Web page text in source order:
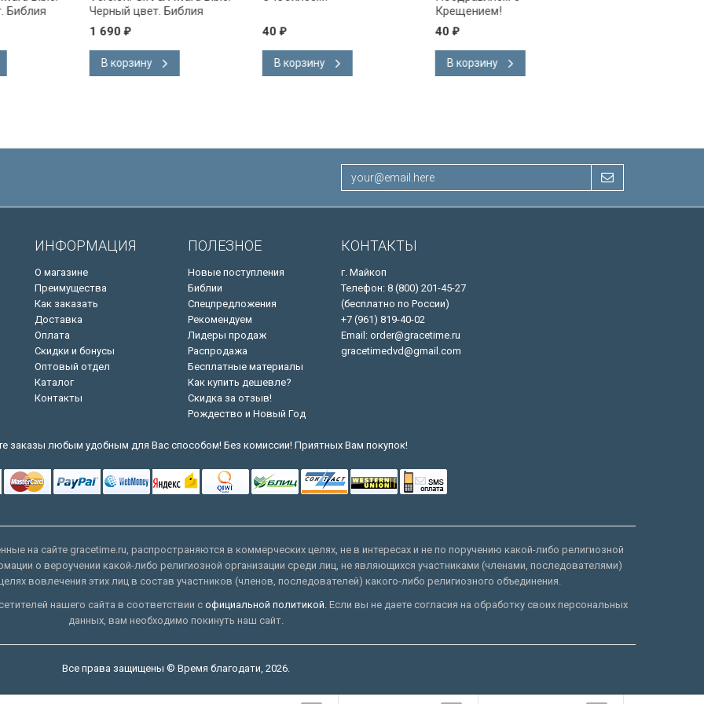
слова
Черный цвет. Библия
Короля Иакова на
английском языке.
Словарь, карты, закладка,
подарочная вкладка, слова
1 690₽
В корзину
40₽
В корзину
Крещением!
40₽
В корзину
ИНФОРМАЦИЯ
О магазине
Преимущества
Как заказать
Доставка
Оплата
Скидки и бонусы
Оптовый отдел
Каталог
Контакты
ПОЛЕЗНОЕ
Новые поступления
Библии
Спецпредложения
Рекомендуем
Лидеры продаж
Распродажа
Бесплатные материалы
Как купить дешевле?
Скидка за отзыв!
Рождество и Новый Год
КОНТАКТЫ
г. Майкоп
Телефон: 8 (800) 201-45-27
(бесплатно по России)
+7 (961) 819-40-02
Email: order@gracetime.ru
gracetimedvd@gmail.com
заказы любым удобным для Вас способом! Без комиссии! Приятных Вам покупок!
на сайте gracetime.ru, распространяются в коммерческих целях, не в интересах и не по поручению какой-либо религиозной
о вероучении какой-либо религиозной организации среди лиц, не являющихся участниками (членами, последователями)
вовлечения этих лиц в состав участников (членов, последователей) какого-либо религиозного объединения.
нашего сайта в соответствии с официальной политикой.Если вы не даете согласия на обработку своих персональных
данных, вам необходимо покинуть наш сайт.
Все права защищены © Время благодати, 2026.